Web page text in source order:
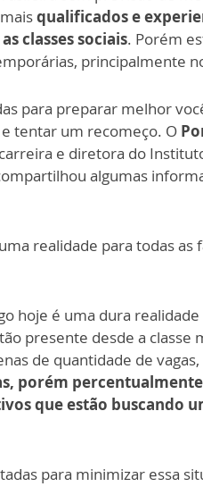
qualificados e
classes sociais. Porém
principalmente
para preparar melhor
tentar um recomeço. O
e diretora do
algumas
realidade para todas as
hoje é uma dura
presente desde a classe
de quantidade de vagas,
porém
que estão buscando
para minimizar essa